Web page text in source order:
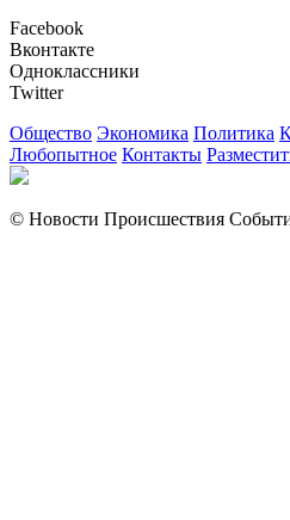
Facebook
Вконтакте
Одноклассники
Twitter
Общество Экономика Политика
Любопытное Контакты
© Новости Происшествия